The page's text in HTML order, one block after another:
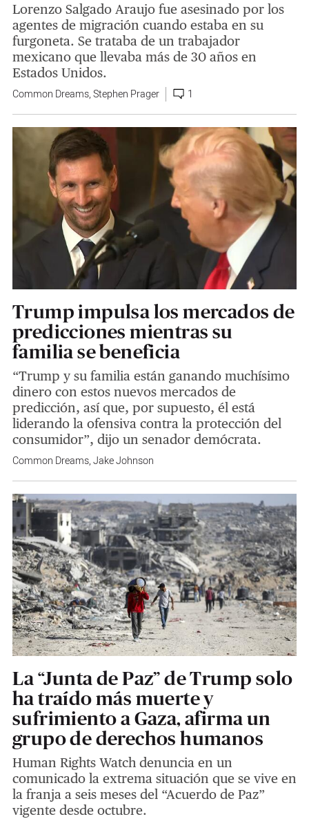
Lorenzo Salgado Araujo fue asesinado por los
agentes de migración cuando estaba en su
furgoneta. Se trataba de un trabajador
mexicano que llevaba más de 30 años en
Estados Unidos.
Common Dreams,Stephen Prager 1
Trump impulsa los mercados de
predicciones mientras su
familia se beneficia
“Trump y su familia están ganando muchísimo
dinero con estos nuevos mercados de
predicción, así que, por supuesto, él está
liderando la ofensiva contra la protección del
consumidor”, dijo un senador demócrata.
Common Dreams,Jake Johnson
La “Junta de Paz” de Trump solo
ha traído más muerte y
sufrimiento a Gaza, afirma un
grupo de derechos humanos
Human Rights Watch denuncia en un
comunicado la extrema situación que se vive en
la franja a seis meses del “Acuerdo de Paz”
vigente desde octubre.